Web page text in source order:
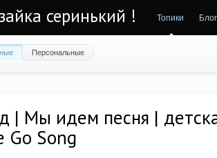
серинький ! Топики
Персональные
| Мы идем песня |
Go Song